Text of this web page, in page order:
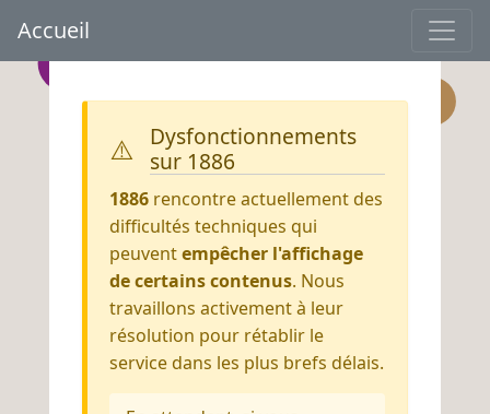
Accueil
⚠️
Dysfonctionnements
sur 1886
1886rencontre actuellement des
difficultés techniques qui
peuventempêcher l'affichage
de certains contenus. Nous
travaillons activement à leur
résolution pour rétablir le
service dans les plus brefs délais.